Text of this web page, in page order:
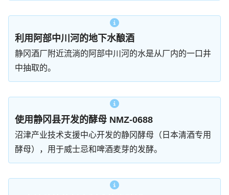
利用阿部中川河的地下水酿酒
静冈酒厂附近流淌的阿部中川河的水是从厂内的一口井
中抽取的。
使用静冈县开发的酵母 NMZ-0688
沼津产业技术支援中心开发的静冈酵母（日本清酒专用
酵母），用于威士忌和啤酒麦芽的发酵。